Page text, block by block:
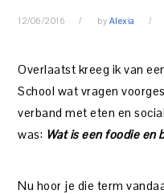
12/06/2016 by Alexia
Overlaatst kreeg ik van
School wat vragen
verband met eten en
was: Wat is een foodie en
Nu hoor je die term